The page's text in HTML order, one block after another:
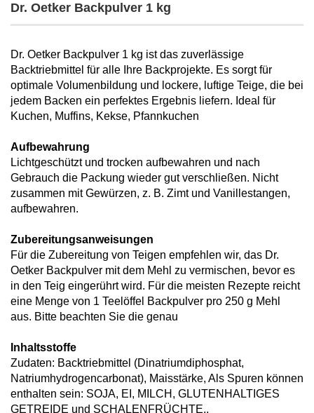
Dr. Oetker Backpulver 1 kg
Dr. Oetker Backpulver 1 kg ist das zuverlässige
Backtriebmittel für alle Ihre Backprojekte. Es sorgt für
optimale Volumenbildung und lockere, luftige Teige, die bei
jedem Backen ein perfektes Ergebnis liefern. Ideal für
Kuchen, Muffins, Kekse, Pfannkuchen
Aufbewahrung
Lichtgeschützt und trocken aufbewahren und nach
Gebrauch die Packung wieder gut verschließen. Nicht
zusammen mit Gewürzen, z. B. Zimt und Vanillestangen,
aufbewahren.
Zubereitungsanweisungen
Für die Zubereitung von Teigen empfehlen wir, das Dr.
Oetker Backpulver mit dem Mehl zu vermischen, bevor es
in den Teig eingerührt wird. Für die meisten Rezepte reicht
eine Menge von 1 Teelöffel Backpulver pro 250 g Mehl
aus. Bitte beachten Sie die genau
Inhaltsstoffe
Zudaten: Backtriebmittel (Dinatriumdiphosphat,
Natriumhydrogencarbonat), Maisstärke, Als Spuren können
enthalten sein: SOJA, EI, MILCH, GLUTENHALTIGES
GETREIDE und SCHALENFRÜCHTE..